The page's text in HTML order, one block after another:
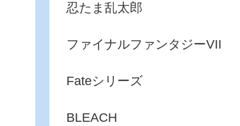
忍たま乱太郎
ファイナルファンタジーVII
Fateシリーズ
BLEACH